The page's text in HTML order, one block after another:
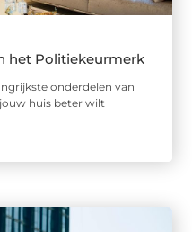
het Politiekeurmerk
onderdelen van
huis beter wilt